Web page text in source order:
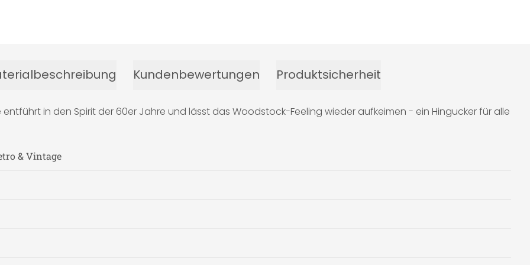
Kundenbewertungen Produktsicherheit
in den Spirit der 60er Jahre und lässt das Woodstock-Feeling wieder aufkeimen - ein Hingucker für alle
& Vintage